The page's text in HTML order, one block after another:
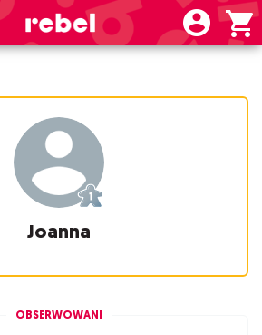
Joanna
OBSERWOWANI